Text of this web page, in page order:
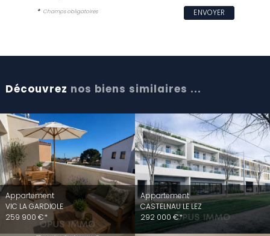
* Champs obligatoires
Découvrez nos biens similaires ...
Appartement
VIC LA GARDIOLE
259 900 €*
Appartement
CASTELNAU LE LEZ
292 000 €*